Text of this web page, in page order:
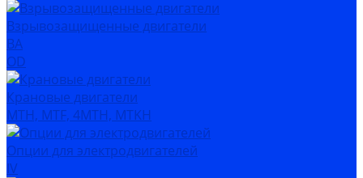
Взрывозащищенные двигатели
ВА
OD
Крановые двигатели
MTH, MTF, 4MTH, MTKH
Опции для электродвигателей
IV